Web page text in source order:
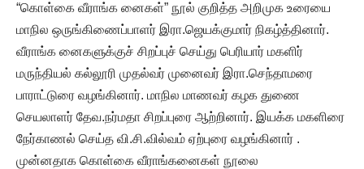
“கொள்கை வீராங்க னைகள்” நூல் குறித்த அறிமுக உரையை
மாநில ஒருங்கிணைப்பாளர் இரா.ஜெயக்குமார் நிகழ்த்தினார்.
வீராங்க னைகளுக்குச் சிறப்புச் செய்து பெரியார் மகளிர்
மருந்தியல் கல்லூரி முதல்வர் முனைவர் இரா.செந்தாமரை
பாராட்டுரை வழங்கினார். மாநில மாணவர் கழக துணை
செயலாளர் தேவ.நர்மதா சிறப்புரை ஆற்றினார். இயக்க மகளிரை
நேர்காணல் செய்த வி.சி.வில்வம் ஏற்புரை வழங்கினார் .
முன்னதாக கொள்கை வீராங்கனைகள் நூலை